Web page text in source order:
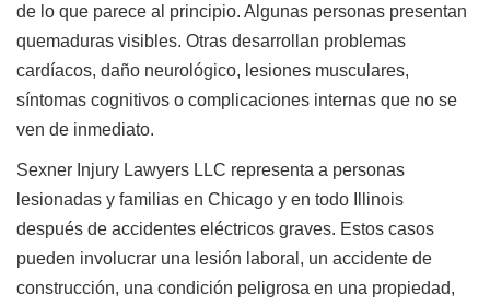
de lo que parece al principio. Algunas personas presentan
quemaduras visibles. Otras desarrollan problemas
cardíacos, daño neurológico, lesiones musculares,
síntomas cognitivos o complicaciones internas que no se
ven de inmediato.
Sexner Injury Lawyers LLC representa a personas
lesionadas y familias en Chicago y en todo Illinois
después de accidentes eléctricos graves. Estos casos
pueden involucrar una lesión laboral, un accidente de
construcción, una condición peligrosa en una propiedad,